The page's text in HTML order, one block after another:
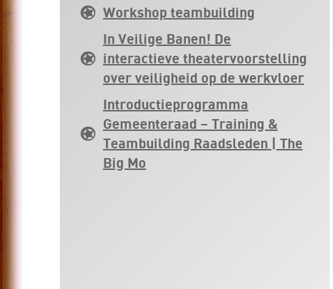
Workshop teambuilding
In Veilige Banen! De
interactieve theatervoorstelling
over veiligheid op de werkvloer
Introductieprogramma
Gemeenteraad – Training &
Teambuilding Raadsleden | The
Big Mo